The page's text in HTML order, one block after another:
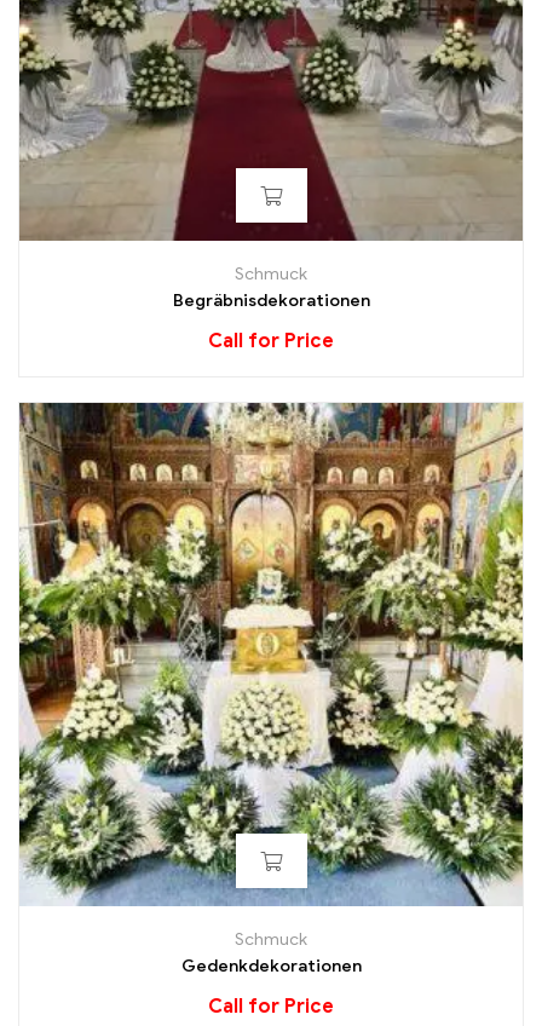
Schmuck
Begräbnisdekorationen
Call for Price
Schmuck
Gedenkdekorationen
Call for Price